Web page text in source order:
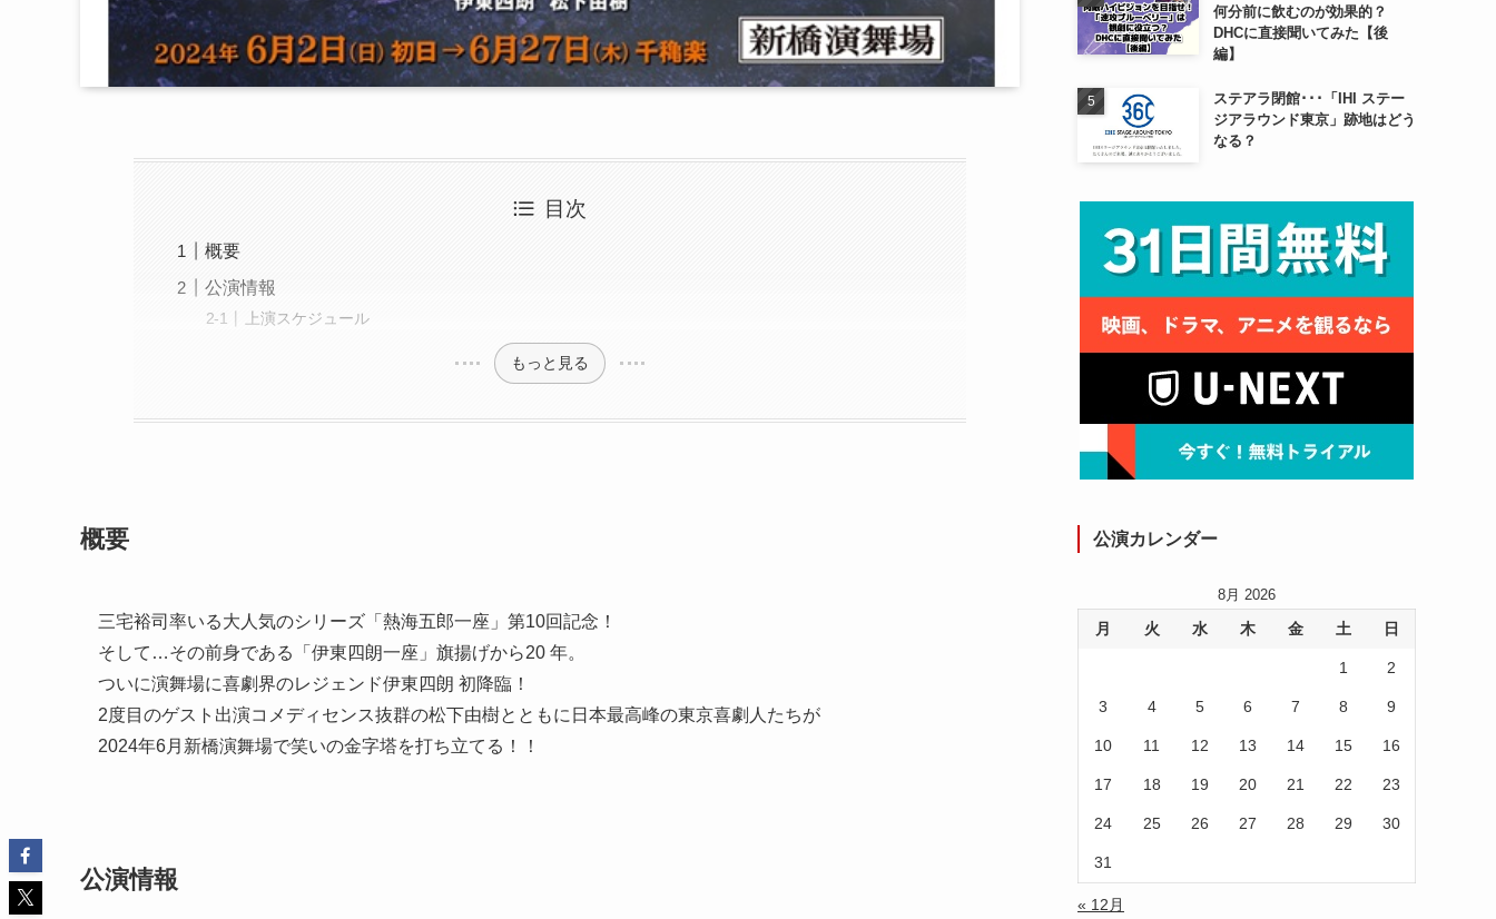
目次
概要
公演情報
上演スケジュール
もっと見る
概要
三宅裕司率いる大人気のシリーズ「熱海五郎一座」第10回記念！
そして…その前身である「伊東四朗一座」旗揚げから20 年。
ついに演舞場に喜劇界のレジェンド伊東四朗 初降臨！
2度目のゲスト出演コメディセンス抜群の松下由樹とともに日本最高峰の東京喜劇人たちが
2024年6月新橋演舞場で笑いの金字塔を打ち立てる！！
公演情報
何分前に飲むのが効果的？
DHCに直接聞いてみた【後
編】
ステアラ閉館･･･「IHI ステー
ジアラウンド東京」跡地はどう
なる？
公演カレンダー
8月 2026
月 火 水 木 金 土 日
1 2
3 4 5 6 7 8 9
10 11 12 13 14 15 16
17 18 19 20 21 22 23
24 25 26 27 28 29 30
31
« 12月